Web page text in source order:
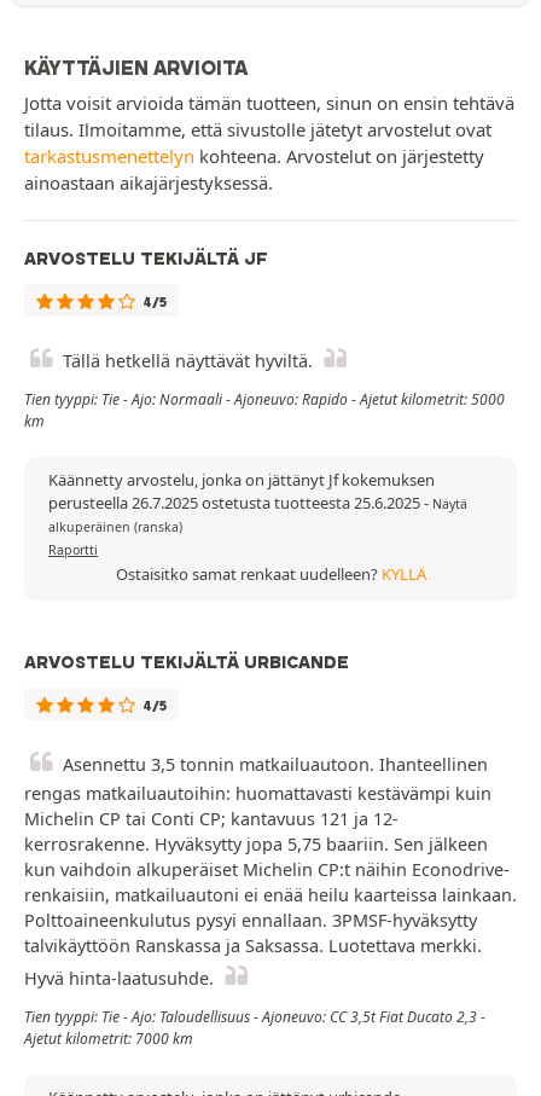
KÄYTTÄJIEN ARVIOITA
Jotta voisit arvioida tämän tuotteen, sinun on ensin tehtävä
tilaus. Ilmoitamme, että sivustolle jätetyt arvostelut ovat
tarkastusmenettelyn kohteena. Arvostelut on järjestetty
ainoastaan aikajärjestyksessä.
ARVOSTELU TEKIJÄLTÄ JF
4/5
Tällä hetkellä näyttävät hyviltä.
Tien tyyppi: Tie - Ajo: Normaali - Ajoneuvo: Rapido - Ajetut kilometrit: 5000
km
Käännetty arvostelu, jonka on jättänyt Jf kokemuksen
perusteella 26.7.2025 ostetusta tuotteesta 25.6.2025- Näytä
alkuperäinen (ranska)
Raportti
Ostaisitko samat renkaat uudelleen? KYLLÄ
ARVOSTELU TEKIJÄLTÄ URBICANDE
4/5
Asennettu 3,5 tonnin matkailuautoon. Ihanteellinen
rengas matkailuautoihin: huomattavasti kestävämpi kuin
Michelin CP tai Conti CP; kantavuus 121 ja 12-
kerrosrakenne. Hyväksytty jopa 5,75 baariin. Sen jälkeen
kun vaihdoin alkuperäiset Michelin CP:t näihin Econodrive-
renkaisiin, matkailuautoni ei enää heilu kaarteissa lainkaan.
Polttoaineenkulutus pysyi ennallaan. 3PMSF-hyväksytty
talvikäyttöön Ranskassa ja Saksassa. Luotettava merkki.
Hyvä hinta-laatusuhde.
Tien tyyppi: Tie - Ajo: Taloudellisuus - Ajoneuvo: CC 3,5t Fiat Ducato 2,3 -
Ajetut kilometrit: 7000 km